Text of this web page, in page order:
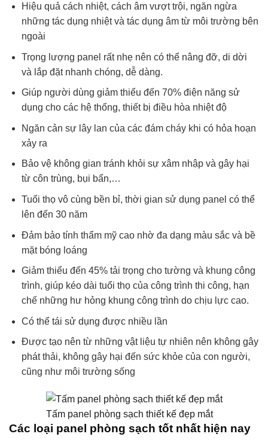
Hiệu quả cách nhiệt, cách âm vượt trội, ngăn ngừa
những tác dụng nhiệt và tác dụng âm từ môi trường bên
ngoài
Trọng lượng panel rất nhẹ nên có thể nâng đỡ, di dời
và lắp đặt nhanh chóng, dễ dàng.
Giúp người dùng giảm thiểu đến 70% điện năng sử
dụng cho các hệ thống, thiết bị điều hòa nhiệt độ
Ngăn cản sự lây lan của các đám cháy khi có hỏa hoạn
xảy ra
Bảo vệ không gian tránh khỏi sự xâm nhập và gây hại
từ côn trùng, bụi bẩn,…
Tuổi thọ vô cùng bền bỉ, thời gian sử dụng panel có thể
lên đến 30 năm
Đảm bảo tính thẩm mỹ cao nhờ đa dạng màu sắc và bề
mặt bóng loáng
Giảm thiểu đến 45% tải trọng cho tường và khung công
trình, giúp kéo dài tuổi thọ của công trình thi công, hạn
chế những hư hỏng khung công trình do chịu lực cao.
Có thể tái sử dụng được nhiều lần
Được tạo nên từ những vật liệu tự nhiên nên không gây
phát thải, không gây hại đến sức khỏe của con người,
cũng như môi trường sống
Tấm panel phòng sạch thiết kế đẹp mắt
Các loại panel phòng sạch tốt nhất hiện nay